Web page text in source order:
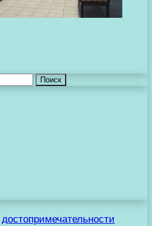
достопримечательности